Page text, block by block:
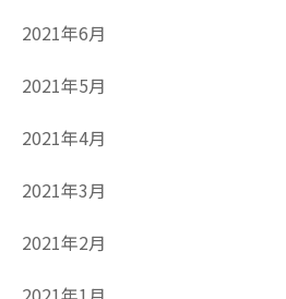
2021年6月
2021年5月
2021年4月
2021年3月
2021年2月